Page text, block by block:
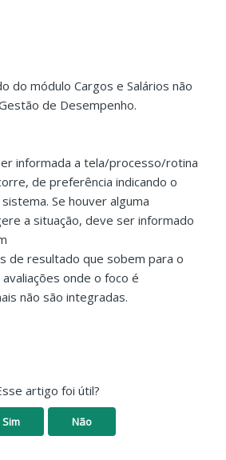
do módulo Cargos e Salários não
de Desempenho.
informada a tela/processo/rotina
de preferência indicando o
Se houver alguma
a situação, deve ser informado
de resultado que sobem para o
onde o foco é
não são integradas.
artigo foi útil?
Sim Não